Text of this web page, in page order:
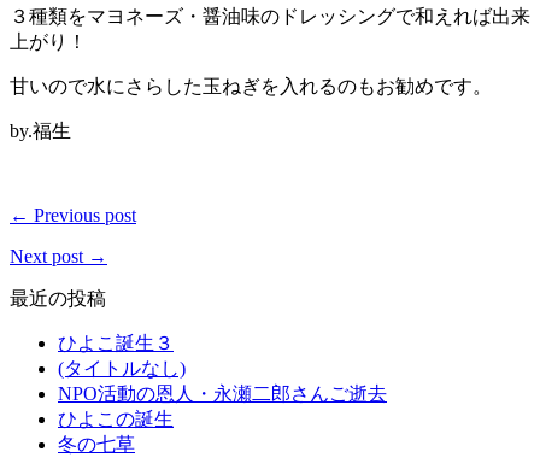
３種類をマヨネーズ・醤油味のドレッシングで和えれば出来
上がり！
甘いので水にさらした玉ねぎを入れるのもお勧めです。
by.福生
← Previous post
Next post →
最近の投稿
ひよこ誕生３
(タイトルなし)
NPO活動の恩人・永瀬二郎さんご逝去
ひよこの誕生
冬の七草